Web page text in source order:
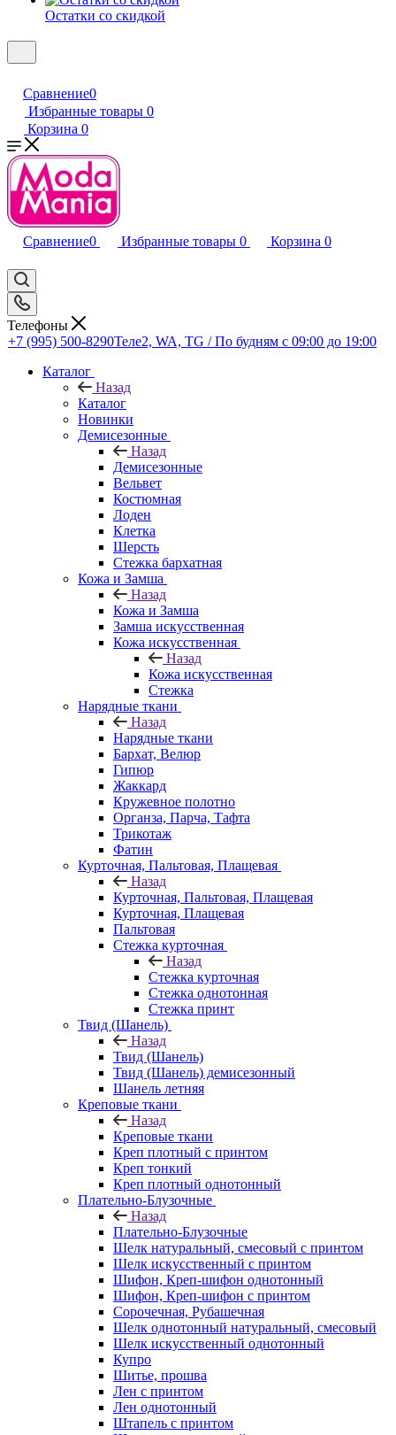
Остатки со скидкой
Сравнение0
Избранные товары 0
Корзина 0
Сравнение0 Избранные товары 0 Корзина 0
Телефоны
+7 (995) 500-8290Теле2, WA, TG / По будням c 09:00 до 19:00
Каталог
Назад
Каталог
Новинки
Демисезонные
Назад
Демисезонные
Вельвет
Костюмная
Лоден
Клетка
Шерсть
Стежка бархатная
Кожа и Замша
Назад
Кожа и Замша
Замша искусственная
Кожа искусственная
Назад
Кожа искусственная
Стежка
Нарядные ткани
Назад
Нарядные ткани
Бархат, Велюр
Гипюр
Жаккард
Кружевное полотно
Органза, Парча, Тафта
Трикотаж
Фатин
Курточная, Пальтовая, Плащевая
Назад
Курточная, Пальтовая, Плащевая
Курточная, Плащевая
Пальтовая
Стежка курточная
Назад
Стежка курточная
Стежка однотонная
Стежка принт
Твид (Шанель)
Назад
Твид (Шанель)
Твид (Шанель) демисезонный
Шанель летняя
Креповые ткани
Назад
Креповые ткани
Креп плотный с принтом
Креп тонкий
Креп плотный однотонный
Плательно-Блузочные
Назад
Плательно-Блузочные
Шелк натуральный, смесовый с принтом
Шелк искусственный с принтом
Шифон, Креп-шифон однотонный
Шифон, Креп-шифон с принтом
Сорочечная, Рубашечная
Шелк однотонный натуральный, смесовый
Шелк искусственный однотонный
Купро
Шитье, прошва
Лен с принтом
Лен однотонный
Штапель с принтом